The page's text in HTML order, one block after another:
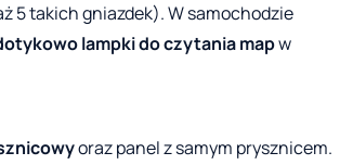
5 takich gniazdek). W samochodzie
lampki do czytania mapw
oraz panel z samym prysznicem.